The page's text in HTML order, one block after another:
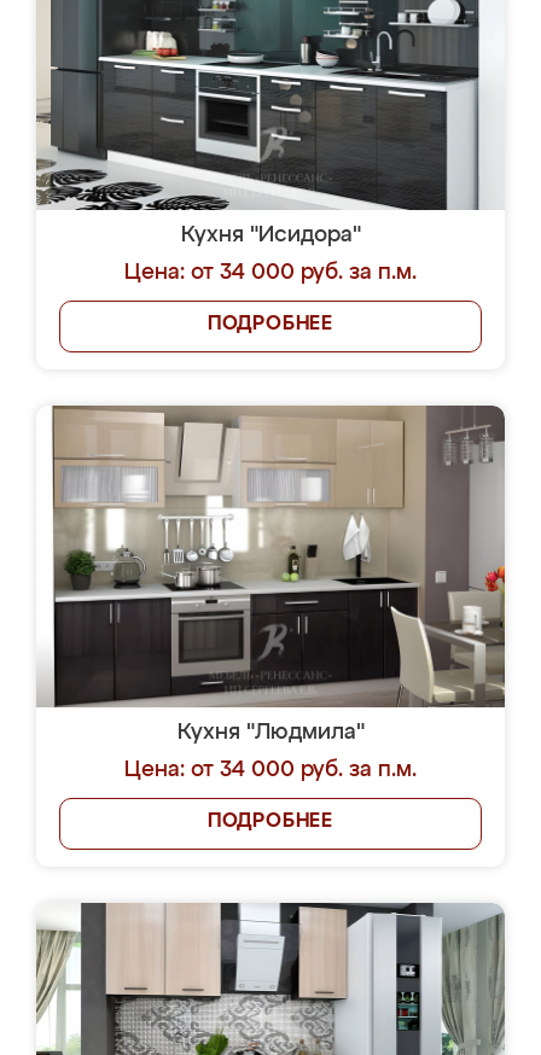
Кухня "Исидора"
Цена: от 34 000 руб. за п.м.
ПОДРОБНЕЕ
Кухня "Людмила"
Цена: от 34 000 руб. за п.м.
ПОДРОБНЕЕ